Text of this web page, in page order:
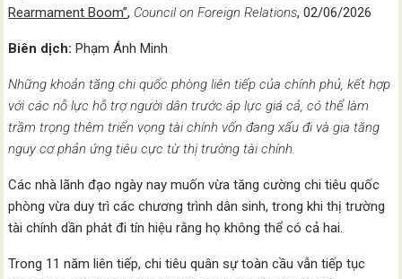
Rearmament Boom”, Council on Foreign Relations, 02/06/2026
Biên dịch:Phạm Ánh Minh
Những khoản tăng chi quốc phòng liên tiếp của chính phủ, kết hợp
với các nỗ lực hỗ trợ người dân trước áp lực giá cả, có thể làm
trầm trọng thêm triển vọng tài chính vốn đang xấu đi và gia tăng
nguy cơ phản ứng tiêu cực từ thị trường tài chính.
Các nhà lãnh đạo ngày nay muốn vừa tăng cường chi tiêu quốc
phòng vừa duy trì các chương trình dân sinh, trong khi thị trường
tài chính dần phát đi tín hiệu rằng họ không thể có cả hai.
Trong 11 năm liên tiếp, chi tiêu quân sự toàn cầu vẫn tiếp tục